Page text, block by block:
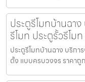
ประตูรีโมทบ้านฉา
รีโมท ประตูรั้วรีโม
ประตูรีโมทบ้านฉาง บริกา
ตั้ง แบบครบวงจร ราคาถู